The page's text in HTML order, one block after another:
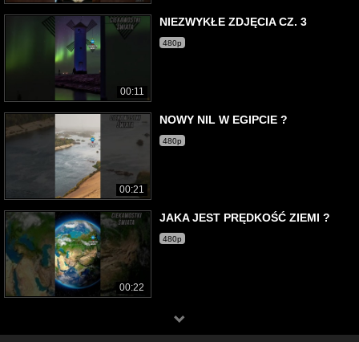
00:11
NIEZWYKŁE ZDJĘCIA CZ. 3
480p
00:21
NOWY NIL W EGIPCIE ?
480p
00:22
JAKA JEST PRĘDKOŚĆ ZIEMI ?
480p